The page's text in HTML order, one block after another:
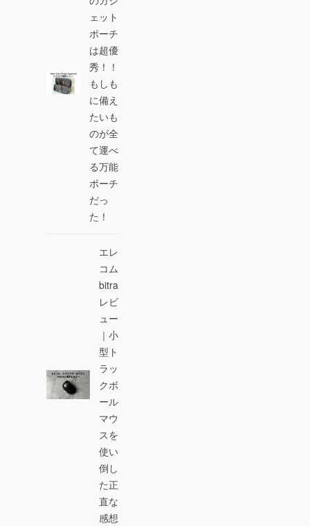
ェット
ポーチ
は超優
秀！！
もしも
に備え
たいも
のが全
て運べ
る万能
ポーチ
だっ
た！
エレ
コム
bitra
レビ
ュー
｜小
型ト
ラッ
クボ
ール
マウ
スを
使い
倒し
た正
直な
感想